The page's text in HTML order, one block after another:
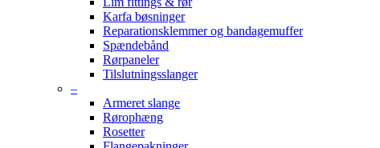
Karfa bøsninger
Reparationsklemmer og bandagemuffer
Spændebånd
Rørpaneler
Tilslutningsslanger
–
Armeret slange
Rørophæng
Rosetter